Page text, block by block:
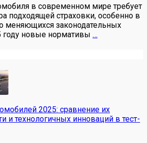
в современном мире требует
подходящей страховки, особенно в
меняющихся законодательных
году новые нормативы …
2025: сравнение их
и технологичных инноваций в тест-